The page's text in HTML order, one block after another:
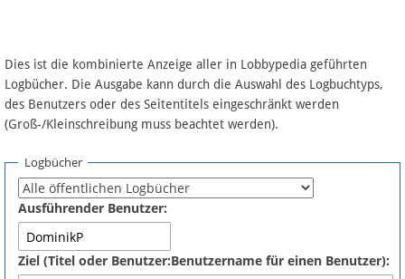
Artikel nach Kategorien
FAQ
Fördermitglied werden
Fehler melden
Dies ist die kombinierte Anzeige aller in Lobbypedia geführten
Logbücher. Die Ausgabe kann durch die Auswahl des Logbuchtyps,
des Benutzers oder des Seitentitels eingeschränkt werden
(Groß-/Kleinschreibung muss beachtet werden).
Logbücher
Ausführender Benutzer:
Ziel (Titel oder Benutzer:Benutzername für einen Benutzer):